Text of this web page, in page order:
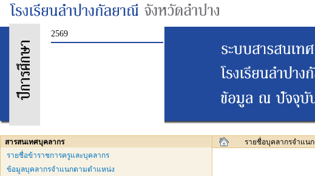
2569
สารสนเทศบุคลากร
รายชื่อข้าราชการครูและบุคลากร
ข้อมูลบุคลากรจำแนกตามตำแหน่ง
รายชื่อบุคลากรจำแน